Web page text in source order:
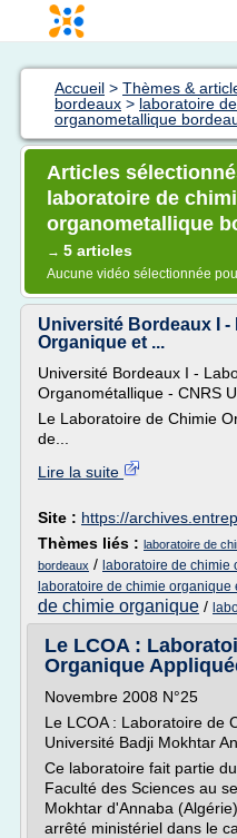
Accueil > Thèmes &
bordeaux > laboratoire
organometallique
Articles
laboratoire de
organometallique
→ 5 articles
Aucune vidéo sélectionnée
Université Bordeaux I
Organique et ...
Université Bordeaux I -
Organométallique - CNRS
Le Laboratoire de Chimie
de...
Lire la suite
Site : https://
Thèmes liés : laboratoire de
bordeaux / laboratoire de
laboratoire de chimie organique
de chimie organique /
Le LCOA :
Organique
Novembre 2008 N°25
Le LCOA : Laboratoire de
Université Badji Mokhtar
Ce laboratoire fait partie
Faculté des Sciences au
Mokhtar d'Annaba
arrêté ministériel dans le